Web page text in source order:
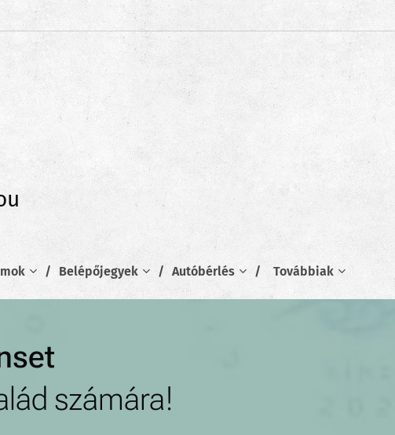
Belépőjegyek Autóbérlés Továbbiak
számára!